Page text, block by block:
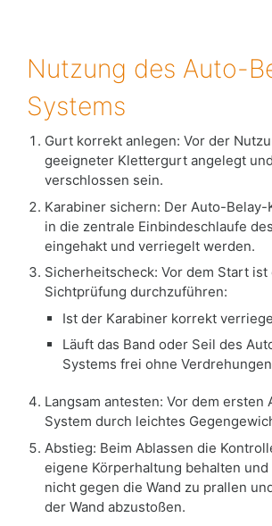
Nutzung des Auto-
Systems
Gurt korrekt anlegen: Vor der
geeigneter Klettergurt angelegt
verschlossen sein.
Karabiner sichern: Der Auto-Belay-
in die zentrale Einbindeschlaufe
eingehakt und verriegelt werden.
Sicherheitscheck: Vor dem Start ist
Sichtprüfung durchzuführen:
Ist der Karabiner korrekt
Läuft das Band oder Seil des
Systems frei ohne
Langsam antesten: Vor dem ersten
System durch leichtes
Abstieg: Beim Ablassen die
eigene Körperhaltung behalten und
nicht gegen die Wand zu prallen
der Wand abzustoßen.